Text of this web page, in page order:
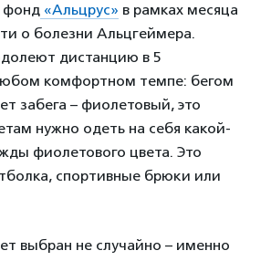
фонд «Альцрус» в рамках месяца
о болезни Альцгеймера.
дистанцию в 5
комфортном темпе: бегом
забега – фиолетовый, это
нужно одеть на себя какой-
фиолетового цвета. Это
спортивные брюки или
выбран не случайно – именно